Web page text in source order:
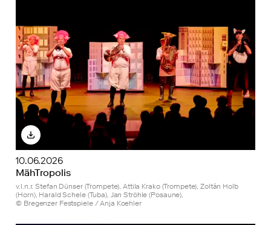
10.06.2026
MähTropolis
v.l.n.r. Stefan Dünser (Trompete), Attila Krako (Trompete), Zoltán Holb
(Horn), Harald Schele (Tuba), Jan Ströhle (Posaune),
© Bregenzer Festspiele / Anja Koehler